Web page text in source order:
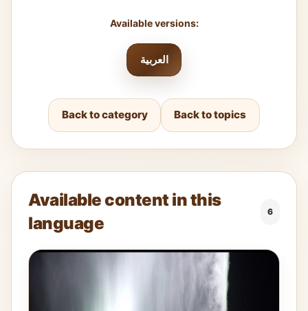
Available versions:
العربية
Back to category Back to topics
Available content in this
language
6